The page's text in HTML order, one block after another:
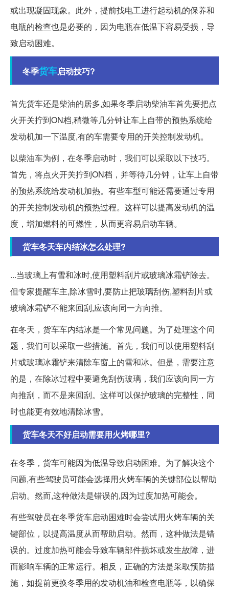
或出现凝固现象。此外，提前找电工进行起动机的保养和
电瓶的检查也是必要的，因为电瓶在低温下容易受损，导
致启动困难。
冬季货车启动技巧?
首先货车还是柴油的居多,如果冬季启动柴油车首先要把点
火开关拧到ON档,稍微等几分钟让车上自带的预热系统给
发动机加一下温度,有的车需要专用的开关控制发动机。
以柴油车为例，在冬季启动时，我们可以采取以下技巧。
首先，将点火开关拧到ON档，并等待几分钟，让车上自带
的预热系统给发动机加热。有些车型可能还需要通过专用
的开关控制发动机的预热过程。这样可以提高发动机的温
度，增加燃料的可燃性，从而更容易启动车辆。
货车冬天车内结冰怎么处理?
...当玻璃上有雪和冰时,使用塑料刮片或玻璃冰霜铲除去。
但专家提醒车主,除冰雪时,要防止把玻璃刮伤,塑料刮片或
玻璃冰霜铲不能来回刮,应该向同一方向推。
在冬天，货车车内结冰是一个常见问题。为了处理这个问
题，我们可以采取一些措施。首先，我们可以使用塑料刮
片或玻璃冰霜铲来清除车窗上的雪和冰。但是，需要注意
的是，在除冰过程中要避免刮伤玻璃，我们应该向同一方
向推刮，而不是来回刮。这样可以保护玻璃的完整性，同
时也能更有效地清除冰雪。
货车冬天不好启动需要用火烤哪里?
在冬季，货车可能因为低温导致启动困难。为了解决这个
问题,有些驾驶员可能会选择用火烤车辆的关键部位以帮助
启动。然而,这种做法是错误的,因为过度加热可能会。
有些驾驶员在冬季货车启动困难时会尝试用火烤车辆的关
键部位，以提高温度从而帮助启动。然而，这种做法是错
误的。过度加热可能会导致车辆部件损坏或发生故障，进
而影响车辆的正常运行。相反，正确的方法是采取预防措
施，如提前更换冬季用的发动机油和检查电瓶等，以确保